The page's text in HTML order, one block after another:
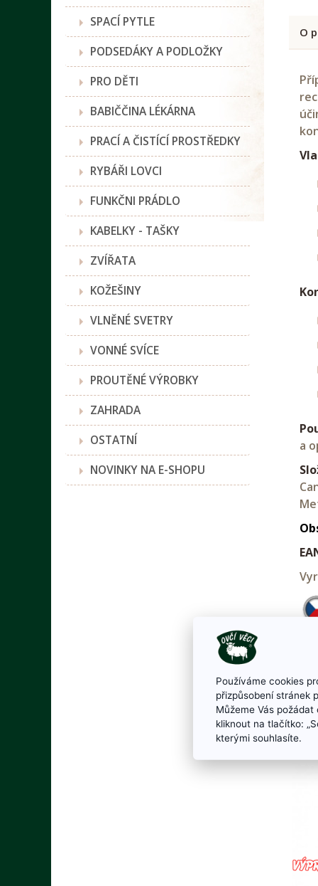
SPACÍ PYTLE
PODSEDÁKY A PODLOŽKY
PRO DĚTI
BABIČČINA LÉKÁRNA
PRACÍ A ČISTÍCÍ PROSTŘEDKY
RYBÁŘI LOVCI
FUNKČNI PRÁDLO
KABELKY - TAŠKY
ZVÍŘATA
KOŽEŠINY
VLNĚNÉ SVETRY
VONNÉ SVÍCE
PROUTĚNÉ VÝROBKY
ZAHRADA
OSTATNÍ
NOVINKY NA E-SHOPU
O
a
Používáme cookies
přizpůsobení stránek
Můžeme Vás
kliknout na tlačítko:
kterými souhlasíte.